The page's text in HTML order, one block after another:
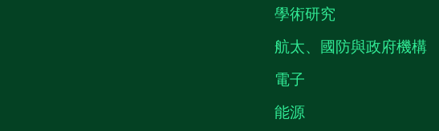
學術研究
航太、國防與政府機構
電子
能源